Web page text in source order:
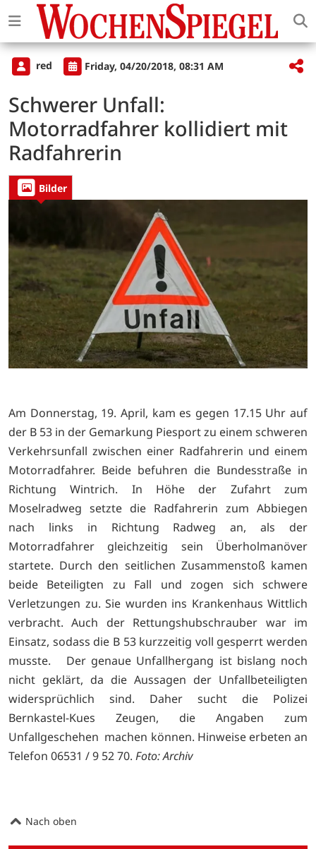
red Friday, 04/20/2018, 08:31 AM
Schwerer Unfall:
Motorradfahrer kollidiert mit
Radfahrerin
Bilder
Am Donnerstag, 19. April, kam es gegen 17.15 Uhr auf
der B 53 in der Gemarkung Piesport zu einem schweren
Verkehrsunfall zwischen einer Radfahrerin und einem
Motorradfahrer. Beide befuhren die Bundesstraße in
Richtung Wintrich. In Höhe der Zufahrt zum
Moselradweg setzte die Radfahrerin zum Abbiegen
nach links in Richtung Radweg an, als der
Motorradfahrer gleichzeitig sein Überholmanöver
startete. Durch den seitlichen Zusammenstoß kamen
beide Beteiligten zu Fall und zogen sich schwere
Verletzungen zu. Sie wurden ins Krankenhaus Wittlich
verbracht. Auch der Rettungshubschrauber war im
Einsatz, sodass die B 53 kurzzeitig voll gesperrt werden
musste. Der genaue Unfallhergang ist bislang noch
nicht geklärt, da die Aussagen der Unfallbeteiligten
widersprüchlich sind. Daher sucht die Polizei
Bernkastel-Kues Zeugen, die Angaben zum
Unfallgeschehen machen können. Hinweise erbeten an
Telefon 06531 / 9 52 70. Foto: Archiv
Nach oben